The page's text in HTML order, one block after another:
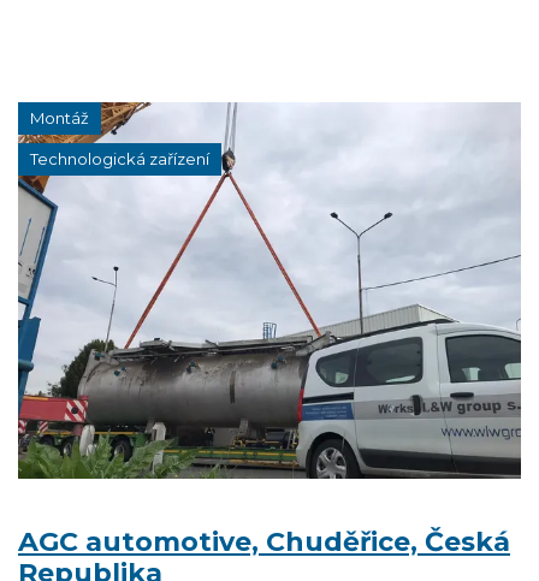
Montáž
Technologická zařízení
AGC automotive, Chuděřice, Česká
Republika